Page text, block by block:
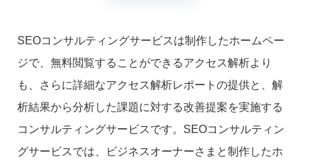
SEOコンサルティングサービスは制作したホームペー
ジで、無料閲覧することができるアクセス解析より
も、さらに詳細なアクセス解析レポートの提供と、解
析結果から分析した課題に対する改善提案を実施する
コンサルティングサービスです。SEOコンサルティン
グサービスでは、ビジネスオーナーさまと制作したホ